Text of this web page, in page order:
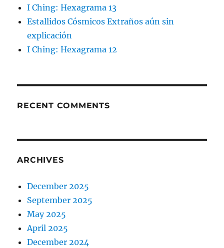
I Ching: Hexagrama 13
Estallidos Cósmicos Extraños aún sin
explicación
I Ching: Hexagrama 12
RECENT COMMENTS
ARCHIVES
December 2025
September 2025
May 2025
April 2025
December 2024